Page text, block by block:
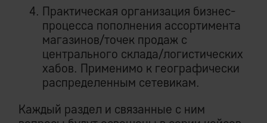
Практическая организация бизнес-
процесса пополнения ассортимента
магазинов/точек продаж с
центрального склада/логистических
хабов. Применимо к географически
распределенным сетевикам.
Каждый раздел и связанные с ним